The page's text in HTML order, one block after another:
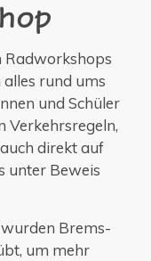
Radworkshops
alles rund ums
und Schüler
Verkehrsregeln,
direkt auf
unter Beweis
Brems-
um mehr